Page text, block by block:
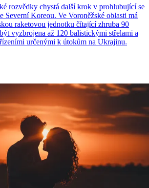
rozvědky chystá další krok v prohlubující se
Severní Koreou. Ve Voroněžské oblasti má
raketovou jednotku čítající zhruba 90
vyzbrojena až 120 balistickými střelami a
určenými k útokům na Ukrajinu.